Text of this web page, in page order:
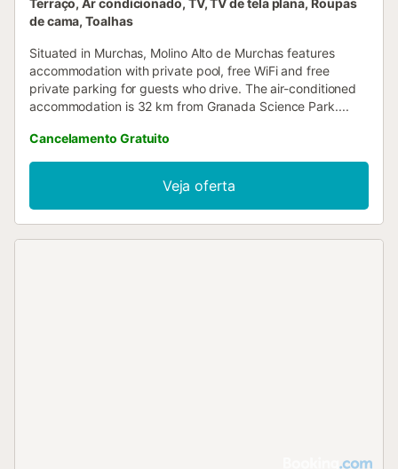
de cama, Toalhas
Situated in Murchas, Molino Alto de Murchas features
accommodation with private pool, free WiFi and free
private parking for guests who drive. The air-conditioned
accommodation is 32 km from Granada Science Park....
Cancelamento Gratuito
Veja oferta